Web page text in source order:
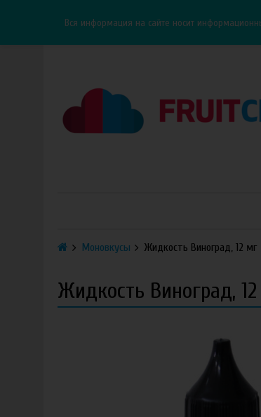
Вся информация на сайте носит
Моновкусы Жидкость Виноград, 12 мг
Жидкость Виноград,